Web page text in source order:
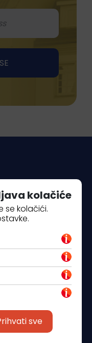
kolačiće
se kolačići.
sve